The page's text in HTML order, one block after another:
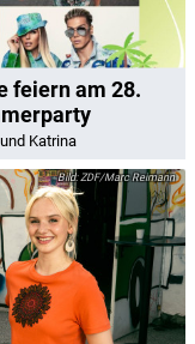
feiern am 28.
Katrina
ZDF/Marc Reimann